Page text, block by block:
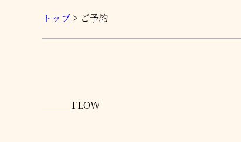
トップ > ご予約
FLOW